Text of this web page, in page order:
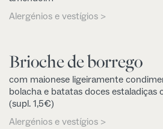
Alergénios e vestígios >
Brioche de borrego
com maionese ligeiramente
bolacha e batatas doces estaladiças
(supl. 1,5€)
Alergénios e vestígios >